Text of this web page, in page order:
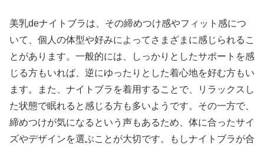
美乳deナイトブラは、その締めつけ感やフィット感につ
いて、個人の体型や好みによってさまざまに感じられるこ
とがあります。一般的には、しっかりとしたサポートを感
じる方もいれば、逆にゆったりとした着心地を好む方もい
ます。また、ナイトブラを着用することで、リラックスし
た状態で眠れると感じる方も多いようです。その一方で、
締めつけが気になるという声もあるため、体に合ったサイ
ズやデザインを選ぶことが大切です。もしナイトブラが合